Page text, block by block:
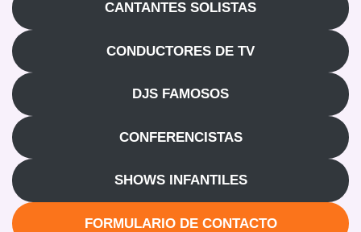
CANTANTES SOLISTAS
CONDUCTORES DE TV
DJS FAMOSOS
CONFERENCISTAS
SHOWS INFANTILES
FORMULARIO DE CONTACTO